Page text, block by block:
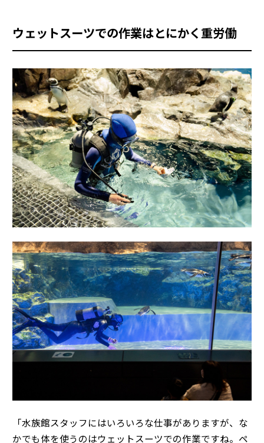
ウェットスーツでの作業はとにかく重労働
「水族館スタッフにはいろいろな仕事がありますが、な
かでも体を使うのはウェットスーツでの作業ですね。ペ